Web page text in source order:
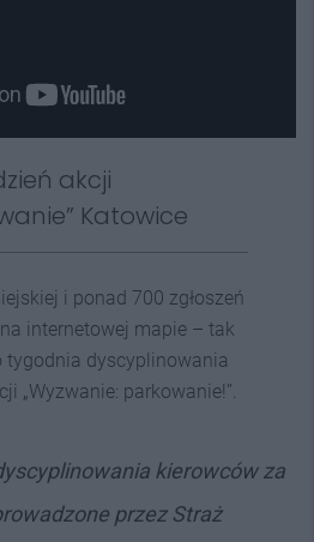
akcji
Katowice
i ponad 700 zgłoszeń
internetowej mapie – tak
dyscyplinowania
„Wyzwanie: parkowanie!”.
kierowców za
przez Straż